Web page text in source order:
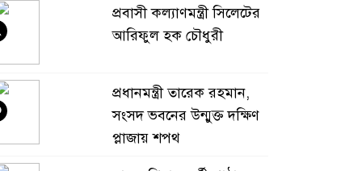
প্রবাসী কল্যাণমন্ত্রী সিলেটের
আরিফুল হক চৌধুরী
প্রধানমন্ত্রী তারেক রহমান,
সংসদ ভবনের উন্মুক্ত দক্ষিণ
প্লাজায় শপথ